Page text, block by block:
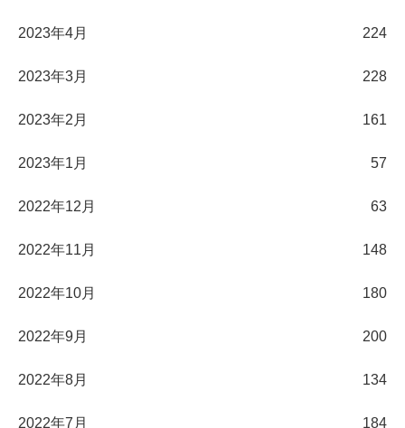
2023年4月 224
2023年3月 228
2023年2月 161
2023年1月 57
2022年12月 63
2022年11月 148
2022年10月 180
2022年9月 200
2022年8月 134
2022年7月 184